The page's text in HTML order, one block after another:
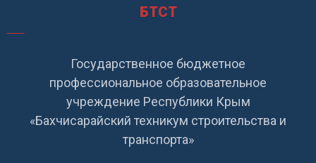
БТСТ
Государственное бюджетное
профессиональное образовательное
учреждение Республики Крым
«Бахчисарайский техникум строительства и
транспорта»